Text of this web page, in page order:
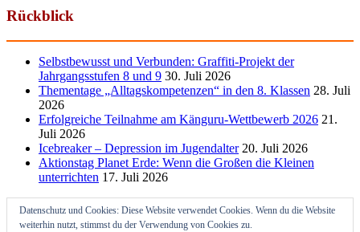
Rückblick
Selbstbewusst und Verbunden: Graffiti-Projekt der
Jahrgangsstufen 8 und 9 30. Juli 2026
Thementage „Alltagskompetenzen“ in den 8. Klassen 28. Juli
2026
Erfolgreiche Teilnahme am Känguru-Wettbewerb 2026 21.
Juli 2026
Icebreaker – Depression im Jugendalter 20. Juli 2026
Aktionstag Planet Erde: Wenn die Großen die Kleinen
unterrichten 17. Juli 2026
Datenschutz und Cookies: Diese Website verwendet Cookies. Wenn du die Website
weiterhin nutzt, stimmst du der Verwendung von Cookies zu.